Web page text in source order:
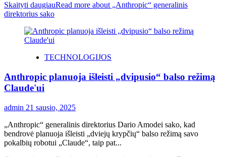
Skaityti daugiauRead more about „Anthropic“ generalinis
direktorius sako
TECHNOLOGIJOS
Anthropic planuoja išleisti „dvipusio“ balso režimą
Claude'ui
admin 21 sausio, 2025
„Anthropic“ generalinis direktorius Dario Amodei sako, kad
bendrovė planuoja išleisti „dviejų krypčių“ balso režimą savo
pokalbių robotui „Claude“, taip pat...